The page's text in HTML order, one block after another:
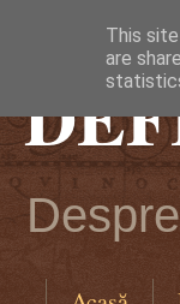
This
are